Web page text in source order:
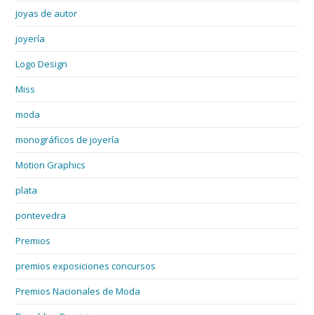
joyas de autor
joyería
Logo Design
Miss
moda
monográficos de joyería
Motion Graphics
plata
pontevedra
Premios
premios exposiciones concursos
Premios Nacionales de Moda